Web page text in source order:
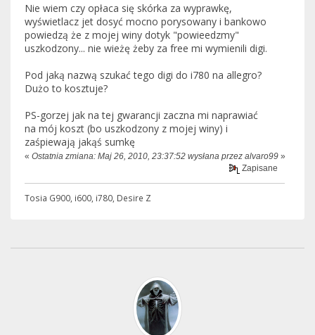
Nie wiem czy opłaca się skórka za wyprawkę,
wyświetlacz jet dosyć mocno porysowany i bankowo
powiedzą że z mojej winy dotyk "powieedzmy"
uszkodzony... nie wieżę żeby za free mi wymienili digi.
Pod jaką nazwą szukać tego digi do i780 na allegro?
Dużo to kosztuje?
PS-gorzej jak na tej gwarancji zaczna mi naprawiać
na mój koszt (bo uszkodzony z mojej winy) i
zaśpiewają jakąś sumkę
« Ostatnia zmiana: Maj 26, 2010, 23:37:52 wysłana przez alvaro99 »
Zapisane
Tosia G900, i600, i780, Desire Z